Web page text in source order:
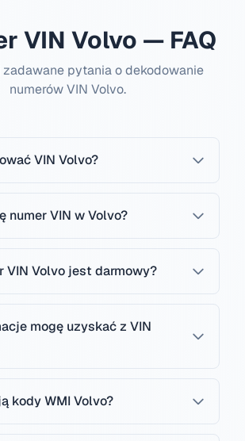
VIN Volvo — FAQ
pytania o dekodowanie
numerów VIN Volvo.
VIN Volvo?
numer VIN w Volvo?
VIN Volvo jest darmowy?
mogę uzyskać z VIN
kody WMI Volvo?